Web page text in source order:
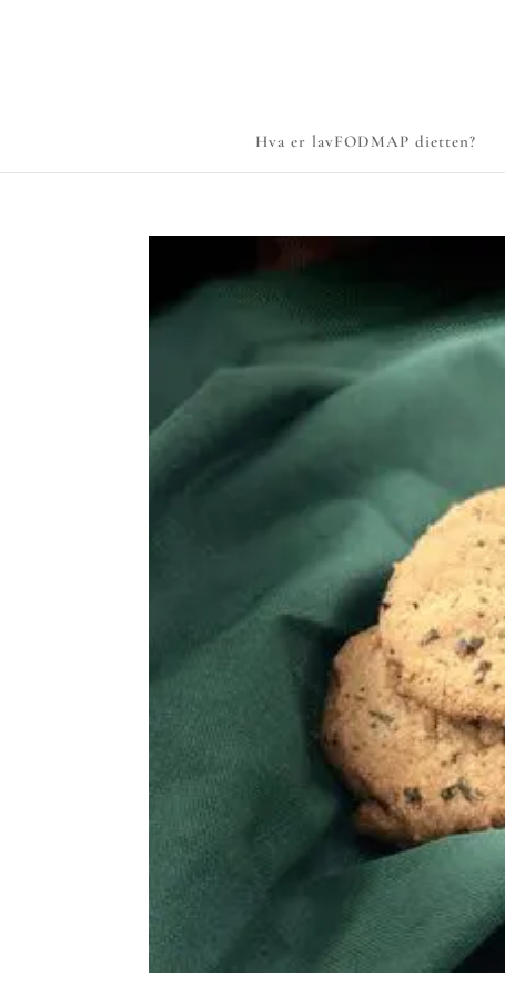
Hva er lavFODMAP dietten?